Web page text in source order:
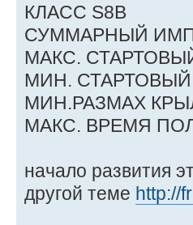
КЛАСС S8B
СУММАРНЫЙ
МАКС.
МИН. СТАРТОВЫЙ
МИН.РАЗМАХ
МАКС. ВРЕМЯ
начало развития
другой теме http://